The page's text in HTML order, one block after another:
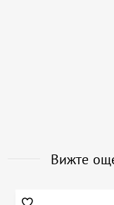
Вижте